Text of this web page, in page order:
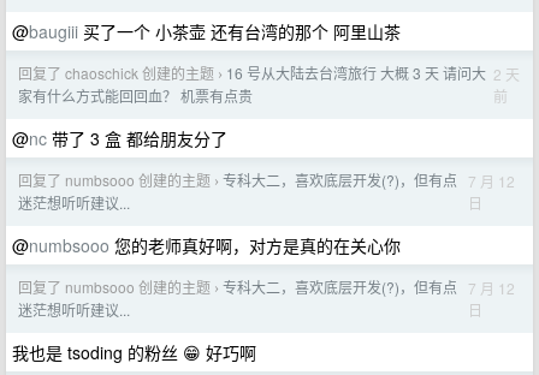
@baugiii 买了一个 小茶壶 还有台湾的那个 阿里山茶
回复了 chaoschick 创建的主题 › 16 号从大陆去台湾旅行 大概 3 天 请问大
家有什么方式能回回血？ 机票有点贵
2 天
前
@nc 带了 3 盒 都给朋友分了
回复了 numbsooo 创建的主题 › 专科大二，喜欢底层开发(?)，但有点
迷茫想听听建议...
7 月 12
日
@numbsooo 您的老师真好啊，对方是真的在关心你
回复了 numbsooo 创建的主题 › 专科大二，喜欢底层开发(?)，但有点
迷茫想听听建议...
7 月 12
日
我也是 tsoding 的粉丝 😁 好巧啊